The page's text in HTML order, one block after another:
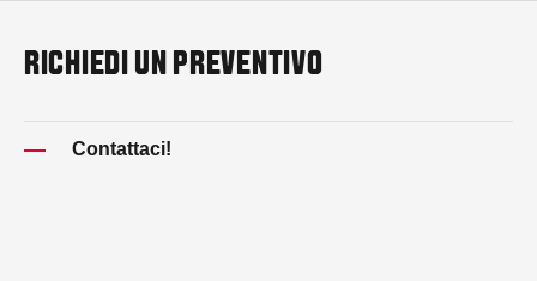
RICHIEDI UN PREVENTIVO
Contattaci!